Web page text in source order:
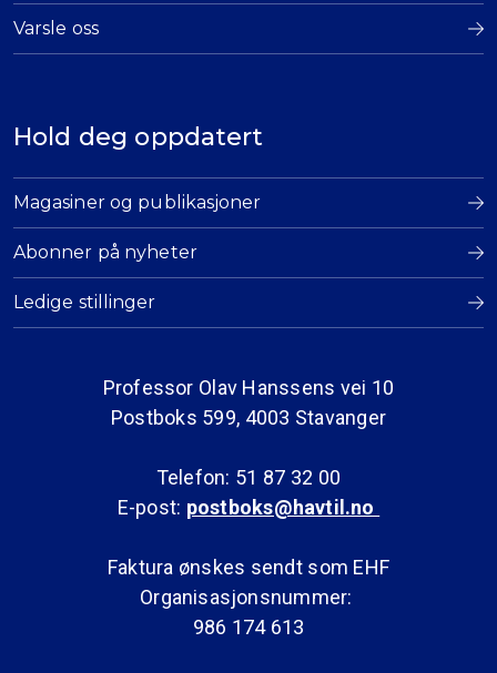
Varsle oss
Hold deg oppdatert
Magasiner og publikasjoner
Abonner på nyheter
Ledige stillinger
Professor Olav Hanssens vei 10
Postboks 599, 4003 Stavanger
Telefon: 51 87 32 00
E-post: postboks@havtil.no
Faktura ønskes sendt som EHF
Organisasjonsnummer:
986 174 613